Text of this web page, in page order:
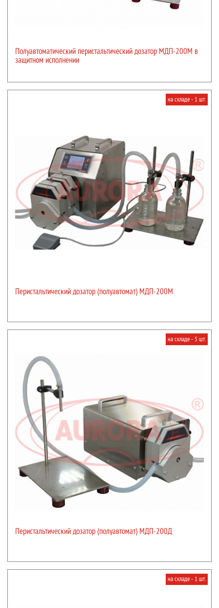
Полуавтоматический перистальтический дозатор МДП-200М в
защитном исполнении
на складе - 1 шт.
Перистальтический дозатор (полуавтомат) МДП-200М
на складе - 5 шт.
Перистальтический дозатор (полуавтомат) МДП-200Д
на складе - 1 шт.